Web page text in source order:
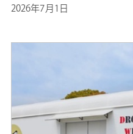
2026年7月1日